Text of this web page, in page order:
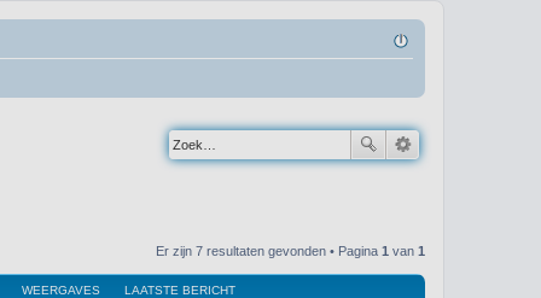
Er zijn 7 resultaten gevonden • Pagina 1 van 1
WEERGAVES LAATSTE BERICHT